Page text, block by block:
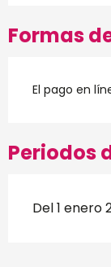
Formas
El pago en
Periodos
Del 1 enero